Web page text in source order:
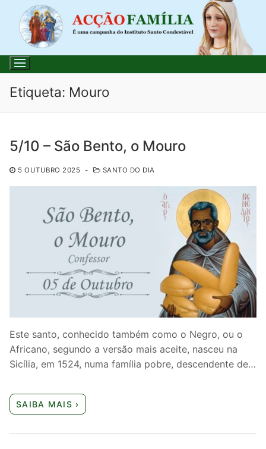
para
conteúdo
por:
Início
Santo do Dia
Quem somos nós
Etiqueta: Mouro
5/10 – São Bento, o Mouro
5 OUTUBRO 2025 - SANTO DO DIA
Este santo, conhecido também como o Negro, ou o
Africano, segundo a versão mais aceite, nasceu na
Sicília, em 1524, numa família pobre, descendente de…
SAIBA MAIS ›